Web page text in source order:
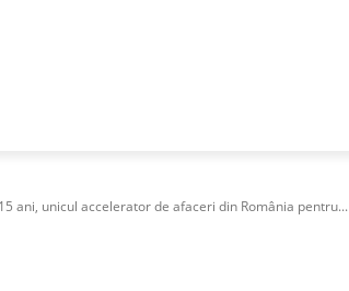
15 ani, unicul accelerator de afaceri din România pentru...